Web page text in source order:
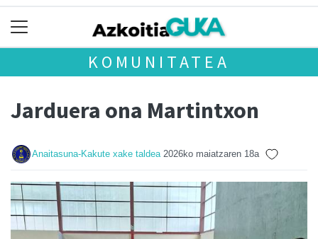
KOMUNITATEA
Jarduera ona Martintxon
Anaitasuna-Kakute xake taldea 2026ko maiatzaren 18a